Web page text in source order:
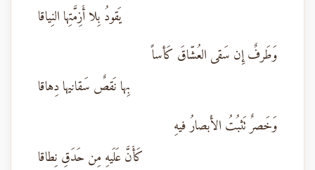
يَقودُ بِلا أَزِمَّتِها النِياقا
وَطَرفٌ إِن سَقى العُشّاقَ كَأساً
بِها نَقصٌ سَقانيها دِهاقا
وَخَصرٌ تَثبُتُ الأَبصارُ فيهِ
كَأَنَّ عَلَيهِ مِن حَدَقِ نِطاقا